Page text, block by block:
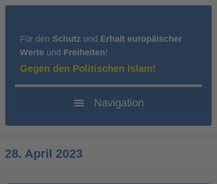
Für den Schutz und Erhalt europäischer
Werte und Freiheiten!
Gegen den Politischen Islam!
28. April 2023